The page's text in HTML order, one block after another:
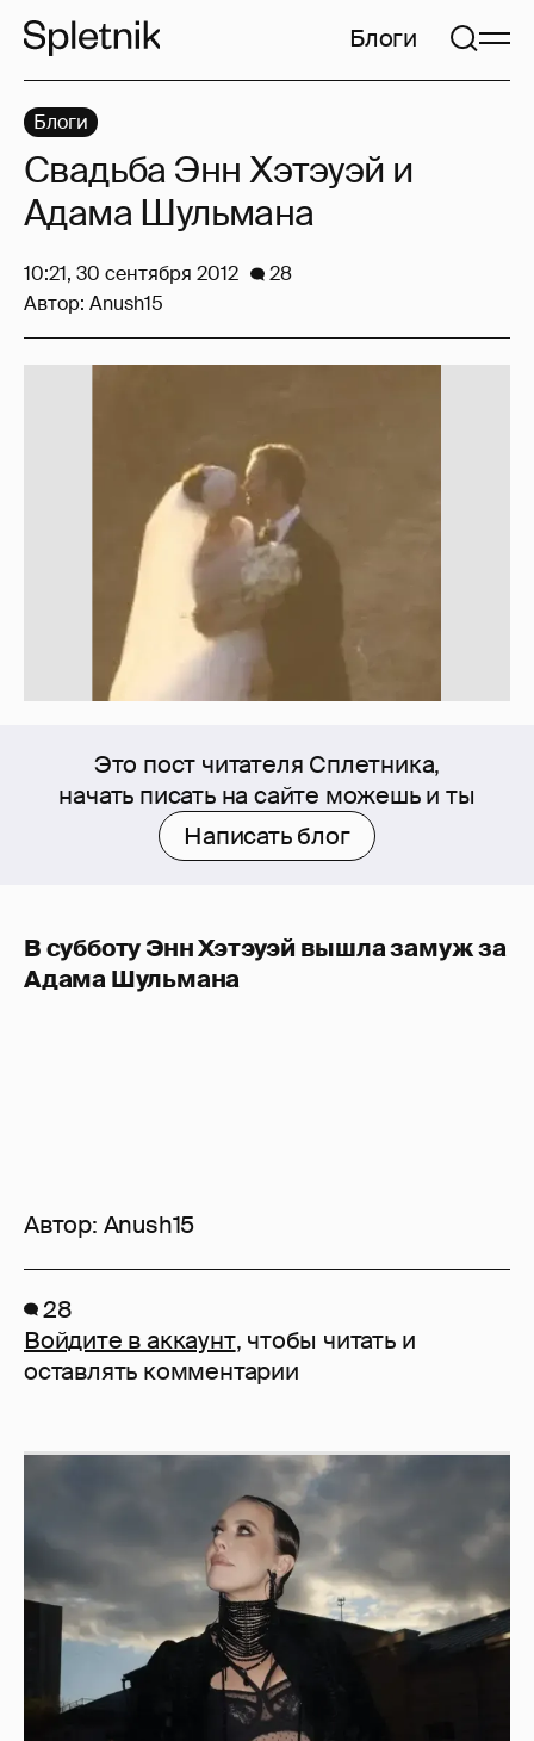
Блоги
Это пост читателя Сплетника,
начать писать на сайте можешь и ты
Написать блог
В субботу Энн Хэтэуэй вышла замуж за
Адама Шульмана
Автор: Anush15
Блоги
Свадьба Энн Хэтэуэй и
Адама Шульмана
10:21, 30 сентября 2012
28
Автор: Anush15
28
Войдите в аккаунт, чтобы читать и
оставлять комментарии